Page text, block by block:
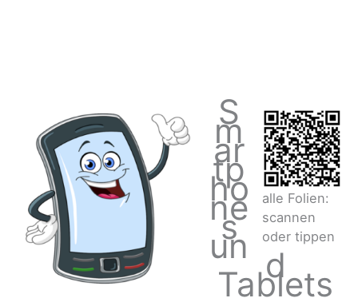
alle Folien:
scannen
oder tippen
S
m
ar
tp
ho
ne
s
un d
Tablets